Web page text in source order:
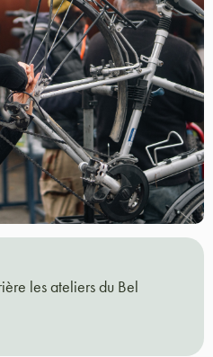
les ateliers du Bel